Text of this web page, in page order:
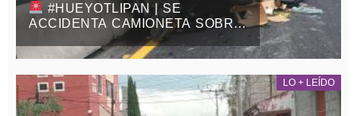
#HUEYOTLIPAN | SE
ACCIDENTA CAMIONETA SOBRE
LA MÉXICO-VERACRUZ
LO + LEÍDO